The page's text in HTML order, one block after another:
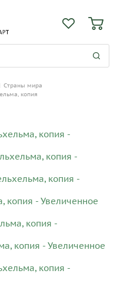
Cтраны мира
копия